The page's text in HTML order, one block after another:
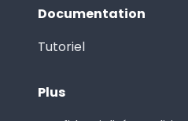
Documentation
Tutoriel
Plus